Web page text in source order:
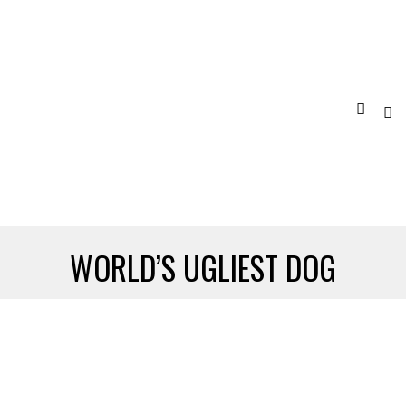
WORLD’S UGLIEST DOG